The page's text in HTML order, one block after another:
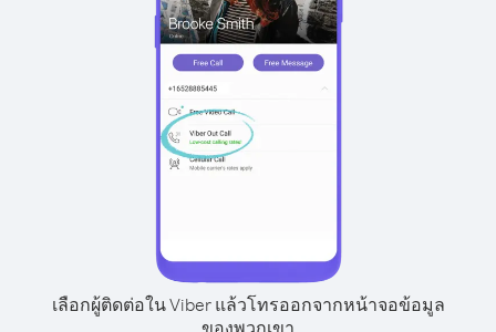
เลือกผู้ติดต่อใน Viber แล้วโทรออกจากหน้าจอข้อมูล
ของพวกเขา